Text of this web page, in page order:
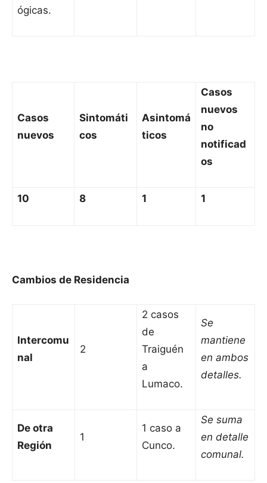
ógicas.
Casos
nuevos
Sintomáti
cos
Asintomá
ticos
Casos
nuevos
no
notificad
os
10 8 1 1
Cambios de Residencia
Intercomu
nal
2
2 casos
de
Traiguén
a
Lumaco.
Se
mantiene
en ambos
detalles.
De otra
Región
1
1 caso a
Cunco.
Se suma
en detalle
comunal.